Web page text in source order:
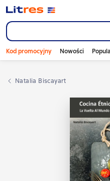
Kod promocyjny Nowości
Natalia Biscayart